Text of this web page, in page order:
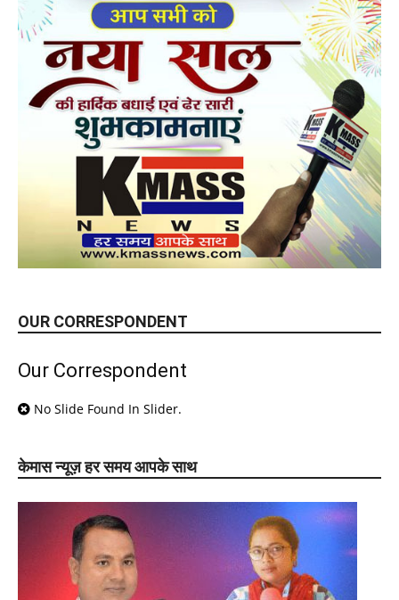
OUR CORRESPONDENT
Our Correspondent
No Slide Found In Slider.
केमास न्यूज़ हर समय आपके साथ